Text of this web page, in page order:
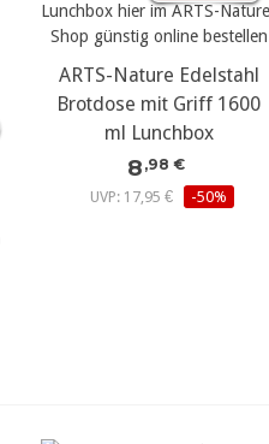
ARTS-Nature Edelstahl
Brotdose mit Griff 1600
ml Lunchbox
8 ,98 €
UVP: 17,95 €
-50%